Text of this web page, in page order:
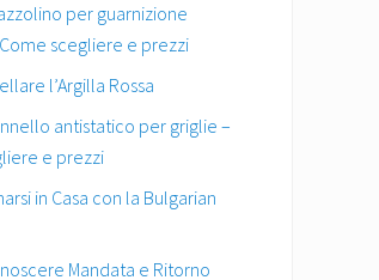
per guarnizione
scegliere e prezzi
l’Argilla Rossa
antistatico per griglie –
e prezzi
in Casa con la Bulgarian
Mandata e Ritorno